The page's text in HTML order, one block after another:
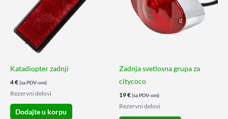
Katadiopter zadnji
4€(sa PDV-om)
Rezervni delovi
Dodajte u korpu
Zadnja svetlosna grupa za
citycoco
19€(sa PDV-om)
Rezervni delovi